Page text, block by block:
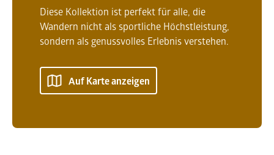
Diese Kollektion ist perfekt für alle, die
Wandern nicht als sportliche Höchstleistung,
sondern als genussvolles Erlebnis verstehen.
Auf Karte anzeigen